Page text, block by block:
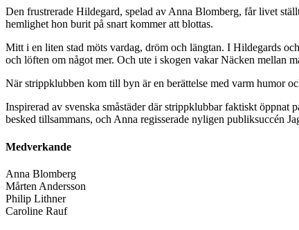
Den frustrerade Hildegard, spelad av Anna Blomberg, får livet
hemlighet hon burit på snart kommer att blottas.
Mitt i en liten stad möts vardag, dröm och längtan. I Hildegards
och löften om något mer. Och ute i skogen vakar Näcken mellan
När strippklubben kom till byn är en berättelse med varm humor
Inspirerad av svenska småstäder där strippklubbar faktiskt
besked tillsammans, och Anna regisserade nyligen publiksuccén
Medverkande
Anna Blomberg
Mårten Andersson
Philip Lithner
Caroline Rauf